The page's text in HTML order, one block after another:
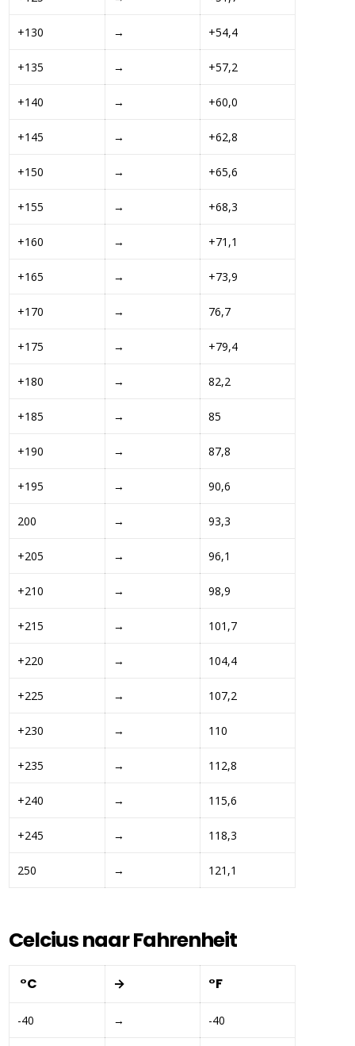
+130 → +54,4
+135 → +57,2
+140 → +60,0
+145 → +62,8
+150 → +65,6
+155 → +68,3
+160 → +71,1
+165 → +73,9
+170 → 76,7
+175 → +79,4
+180 → 82,2
+185 → 85
+190 → 87,8
+195 → 90,6
200 → 93,3
+205 → 96,1
+210 → 98,9
+215 → 101,7
+220 → 104,4
+225 → 107,2
+230 → 110
+235 → 112,8
+240 → 115,6
+245 → 118,3
250 → 121,1
Celcius naar Fahrenheit
°C → °F
-40 → -40